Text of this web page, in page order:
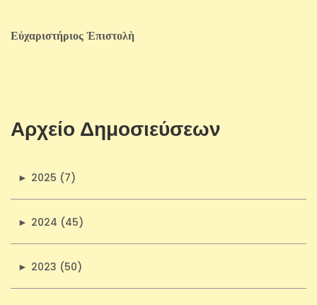
Εὐχαριστήριος Ἐπιστολὴ
Αρχείο Δημοσιεύσεων
► 2025 (7)
► 2024 (45)
► 2023 (50)